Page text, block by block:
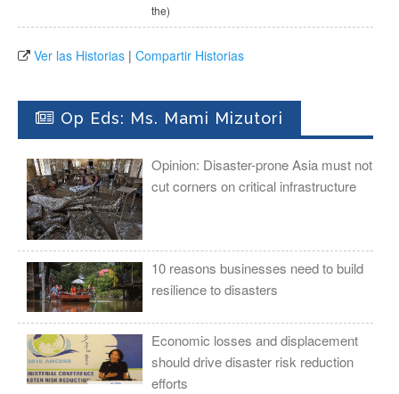
the)
Ver las Historias | Compartir Historias
Op Eds: Ms. Mami Mizutori
Opinion: Disaster-prone Asia must not
cut corners on critical infrastructure
10 reasons businesses need to build
resilience to disasters
Economic losses and displacement
should drive disaster risk reduction
efforts